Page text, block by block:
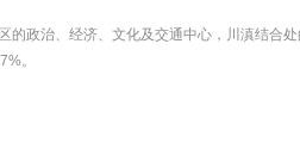
政治、经济、文化及交通中心，川滇结合
。